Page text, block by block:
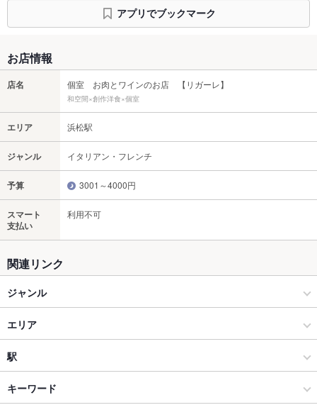
アプリでブックマーク
お店情報
店名 個室 お肉とワインのお店 【リガーレ】
和空間×創作洋食×個室
エリア 浜松駅
ジャンル イタリアン・フレンチ
予算 3001～4000円
スマート
支払い
利用不可
関連リンク
ジャンル
イタリアン・フレンチ
イタリアン
浜松 × イタリアン・フレンチ
エリア
浜松駅
浜松駅 × イタリアン・フレンチ
駅
新浜松駅
キーワード